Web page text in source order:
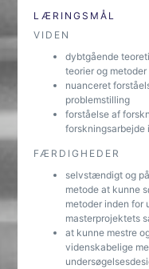
LÆRINGSMÅL
VIDEN
dybtgående
teorier og metoder
nuanceret
problemstilling
forståelse af
FÆRDIGHEDER
selvstændigt og
metode at kunne
metoder inden for
masterprojektets
at kunne mestre
videnskabelige